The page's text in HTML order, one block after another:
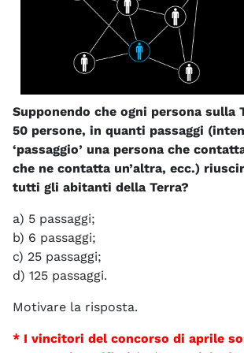
Supponendo che ogni persona sulla
50 persone, in quanti passaggi
‘passaggio’ una persona che
che ne contatta un’altra, ecc.)
tutti gli abitanti della Terra?
a) 5 passaggi;
b) 6 passaggi;
c) 25 passaggi;
d) 125 passaggi.
Motivare la risposta.
* I vincitori del concorso di aprile